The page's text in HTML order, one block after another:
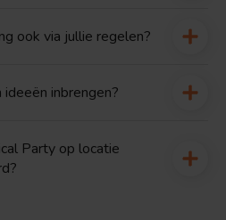
ook via jullie regelen?
ideeën inbrengen?
Party op locatie